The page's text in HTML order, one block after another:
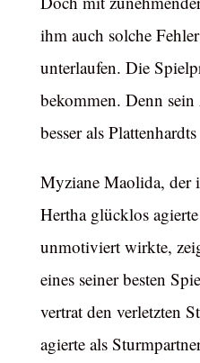
ihm auch solche
unterlaufen. Die
bekommen. Denn
besser als
Myziane Maolida, der
Hertha glücklos
unmotiviert wirkte,
eines seiner besten
vertrat den verletzten
agierte als